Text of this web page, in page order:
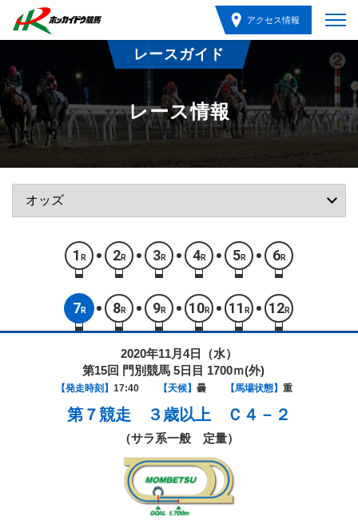
アクセス情報
レースガイド
レース情報
1 R 2R 3R 4R 5R 6R
7 R 8R 9R 10R 11 R 12R
2020年11月4日（水）
第15回 門別競馬 5日目 1700ｍ(外)
【発走時刻】 17:40 【天候】 曇 【馬場状態】 重
第７競走 ３歳以上 Ｃ４－２
（サラ系一般 定量）